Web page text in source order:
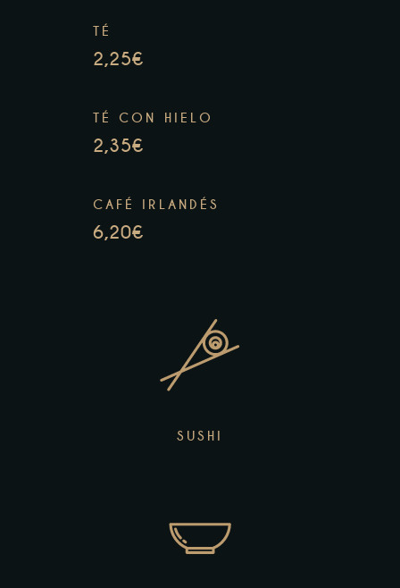
TÉ
2,25€
TÉ CON HIELO
2,35€
CAFÉ IRLANDÉS
6,20€
SUSHI